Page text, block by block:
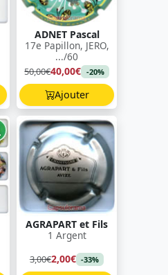
ADNET Pascal
17e Papillon, JERO,
.../60
50,00€40,00€ -20%
Ajouter
AGRAPART et Fils
1 Argent
3,00€2,00€ -33%